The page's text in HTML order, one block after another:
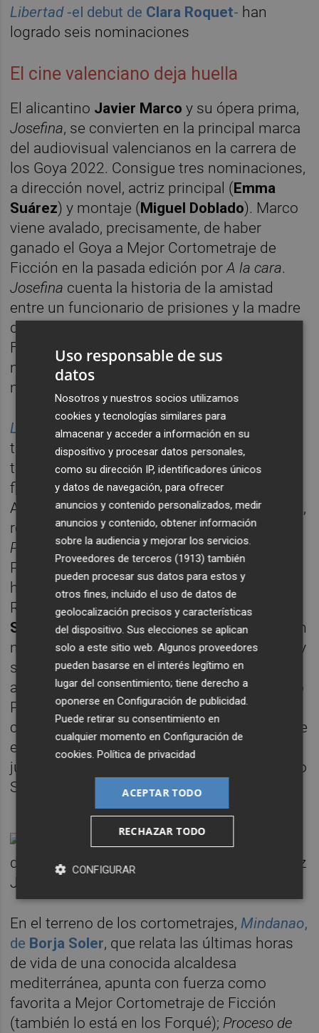
Libertad-el debut de Clara Roquet- han
logrado seis nominaciones
El cine valenciano deja huella
El alicantino Javier Marco y su ópera prima,
Josefina, se convierten en la principal marca
del audiovisual valencianos en la carrera de
los Goya 2022. Consigue tres nominaciones,
a dirección novel, actriz principal (Emma
Suárez) y montaje (Miguel Doblado). Marco
viene avalado, precisamente, de haber
ganado el Goya a Mejor Cortometraje de
Ficción en la pasada edición porA la cara.
Josefina cuenta la historia de la amistad
entre un funcionario de prisiones y la madre
de uno de los presos. Se estrenó en el
Festival de San Sebastián y llegó a salas en
noviembre; ahora recoge también una
nominación en los Feroz.
Lucas , dirigida porÁlex Montoya , también
tiene una posibilidad de estatuilla gracias al
trabajo deJorge Motos, protagonista del
film, que compite en la categoría de Mejor
Actor Revelación.Milena Smit, natural de Elx,
recoge frutos de su trabajo enMadres
Paralelascon su papel de Ana en Madres
Paralelas a órdenes de Pedro Almodóvar. Lo
hace en la categoría de Mejor Actriz de
Reparto, donde competirá conAitana
Sánchez-Gijónpor el mismo film. "Que estén
nominadas las tres actrices es significativo y
se hace justicia, no solo al trabajo como
actrices sino a los personajes que ha escrito
Pedro. Son tres personajes muy diferentes,
con muchos matices y se puede aprender de
ellas incluso con sus errores. Era lo más
justo estas tres nominaciones", ha declarado
Smit después de conocer su nominación.
En el terreno de los cortometrajes,Mindanao,
de Borja Soler, que relata las últimas horas
de vida de una conocida alcaldesa
mediterránea, apunta con fuerza como
favorita a Mejor Cortometraje de Ficción
(también lo está en los Forqué); Proceso de
Uso responsable de sus
datos
Nosotros y nuestros socios utilizamos
cookies y tecnologías similares para
almacenar y acceder a información en su
dispositivo y procesar datos personales,
como su dirección IP, identificadores únicos
y datos de navegación, para ofrecer
anuncios y contenido personalizados, medir
anuncios y contenido, obtener información
sobre la audiencia y mejorar los servicios.
Proveedores de terceros (1913) también
pueden procesar sus datos para estos y
otros fines, incluido el uso de datos de
geolocalización precisos y características
del dispositivo. Sus elecciones se aplican
solo a este sitio web. Algunos proveedores
pueden basarse en el interés legítimo en
lugar del consentimiento; tiene derecho a
oponerse enConfiguración de publicidad
Puede retirar su consentimiento en
cualquier momento enConfiguración de
cookies .Política de privacidad
ACEPTAR TODO
RECHAZAR TODO
CONFIGURAR